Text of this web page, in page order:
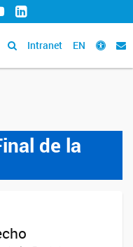
LinkedIn
Intranet EN
de la